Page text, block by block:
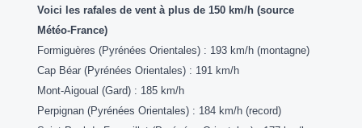
Voici les rafales de vent à plus de 150 km/h (source
Météo-France)
Formiguères (Pyrénées Orientales) : 193 km/h (montagne)
Cap Béar (Pyrénées Orientales) : 191 km/h
Mont-Aigoual (Gard) : 185 km/h
Perpignan (Pyrénées Orientales) : 184 km/h (record)